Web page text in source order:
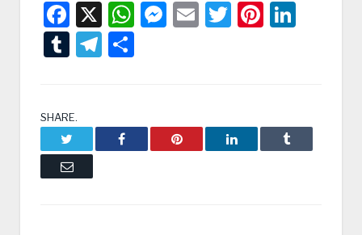
Facebook
X WhatsApp
Messenger
EmailTwitter
TumblrTelegram
SHARE.
Facebook Pinterest LinkedIn Tumblr
Email